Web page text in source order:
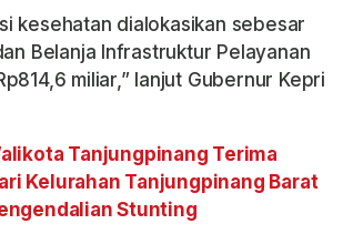
kesehatan dialokasikan sebesar
Belanja Infrastruktur Pelayanan
miliar,” lanjut Gubernur Kepri
Tanjungpinang Terima
Kelurahan Tanjungpinang Barat
Stunting